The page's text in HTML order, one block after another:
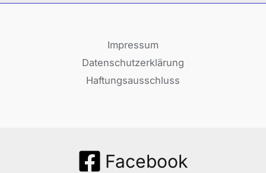
Impressum
Datenschutzerklärung
Haftungsausschluss
Facebook